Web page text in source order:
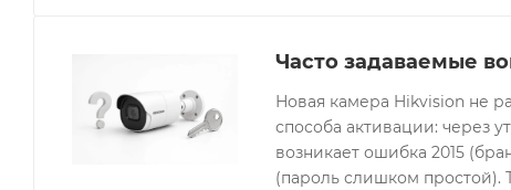
Часто задаваемые
Новая камера Hikvision не
способа активации: через
возникает ошибка 2015
(пароль слишком простой).